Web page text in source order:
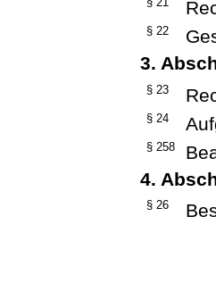
§ 22
3.
§ 23
§ 24
§ 258
4.
§ 26